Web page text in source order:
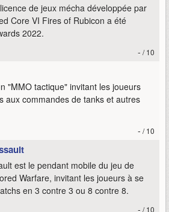
de jeux mécha développée par
Core VI Fires of Rubicon a été
2022.
- / 10
"MMO tactique" invitant les joueurs
aux commandes de tanks et autres
- / 10
est le pendant mobile du jeu de
Warfare, invitant les joueurs à se
en 3 contre 3 ou 8 contre 8.
- / 10